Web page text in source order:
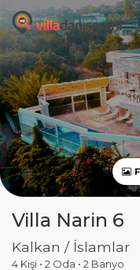
Villa Narin 6
Kalkan / İslamlar
4 Kişi • 2 Oda • 2 Banyo